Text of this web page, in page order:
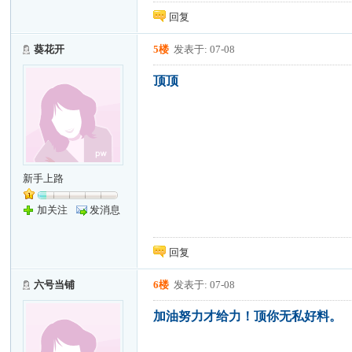
回复
葵花开
新手上路
加关注 发消息
5楼 发表于: 07-08
顶顶
回复
六号当铺 6楼 发表于: 07-08
加油努力才给力！顶你无私好料。